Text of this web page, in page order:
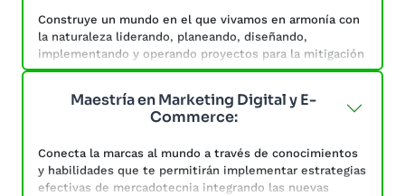
cambios organizacionales.
Construye un mundo en el que vivamos en armonía con
la naturaleza liderando, planeando, diseñando,
implementando y operando proyectos para la mitigación
y control de la contaminación ambiental causada por las
Esta maestría te ayudará a manejar y conservar los
aplicados al ambiente y tomar decisiones en torno a
desafíos ambientales.
Maestría en Marketing Digital y E-
Commerce:
Conecta la marcas al mundo a través de conocimientos
y habilidades que te permitirán implementar estrategias
efectivas de mercadotecnia integrando las nuevas